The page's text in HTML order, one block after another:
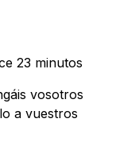
23 minutos
vosotros
a vuestros